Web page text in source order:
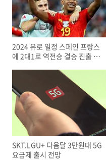
2024 유로 일정 스페인 프랑스
에 2대1로 역전승 결승 진출 확
SKT.LGU+ 다음달 3만원대 5G
요금제 출시 전망